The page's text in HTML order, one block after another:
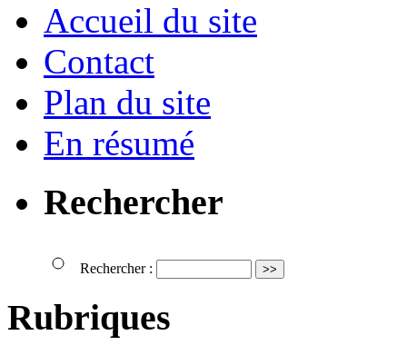
Accueil du site
Contact
Plan du site
En résumé
Rechercher
Rechercher :
Rubriques